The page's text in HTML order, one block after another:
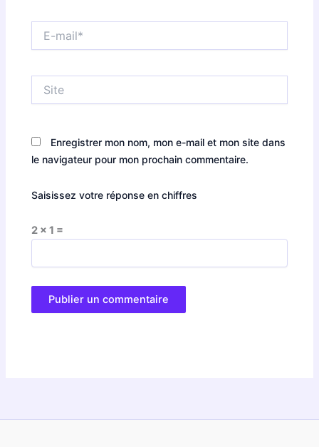
mail*
Enregistrer mon nom, mon e-mail et mon site dans
le navigateur pour mon prochain commentaire.
Saisissez votre réponse en chiffres
2 × 1 =